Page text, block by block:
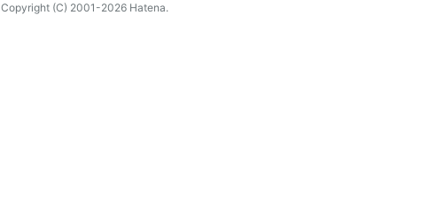
Copyright (C) 2001-2026 Hatena.